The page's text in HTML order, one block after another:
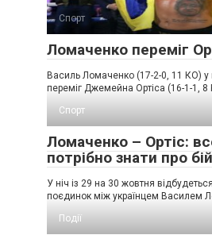
Спорт
Ломаченко переміг
Василь Ломаченко (17-2-0, 11 КО)
переміг Джемейна Ортіса (16-1-1, 8
Спорт
Ломаченко – Ортіс:
потрібно знати про бій
У ніч із 29 на 30 жовтня
поєдинок між українцем Василем
Події